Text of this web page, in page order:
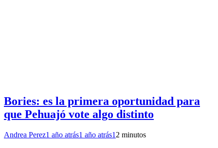
Bories: es la primera oportunidad para
que Pehuajó vote algo distinto
Andrea Perez1 año atrás1 año atrás1 2 minutos